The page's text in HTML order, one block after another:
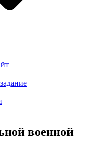
военной